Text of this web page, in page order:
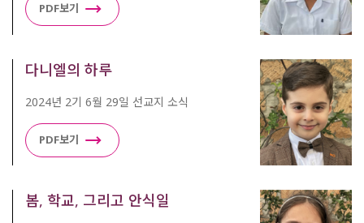
PDF보기
다니엘의 하루
2024년 2기 6월 29일 선교지 소식
PDF보기
봄, 학교, 그리고 안식일